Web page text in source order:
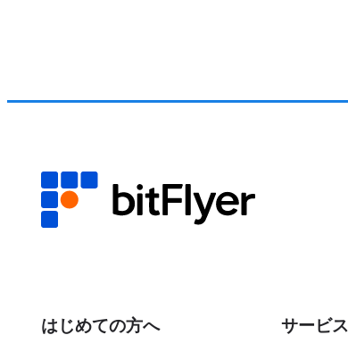
はじめての方へ サービス